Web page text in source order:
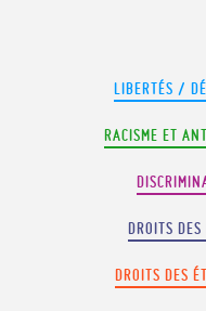
LIBERTÉS /
RACISME ET
DROITS DES
DROITS DES